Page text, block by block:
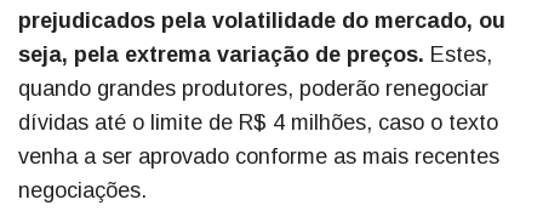
prejudicados pela volatilidade do mercado, ou
seja, pela extrema variação de preços. Estes,
quando grandes produtores, poderão renegociar
dívidas até o limite de R$ 4 milhões, caso o texto
venha a ser aprovado conforme as mais recentes
negociações.